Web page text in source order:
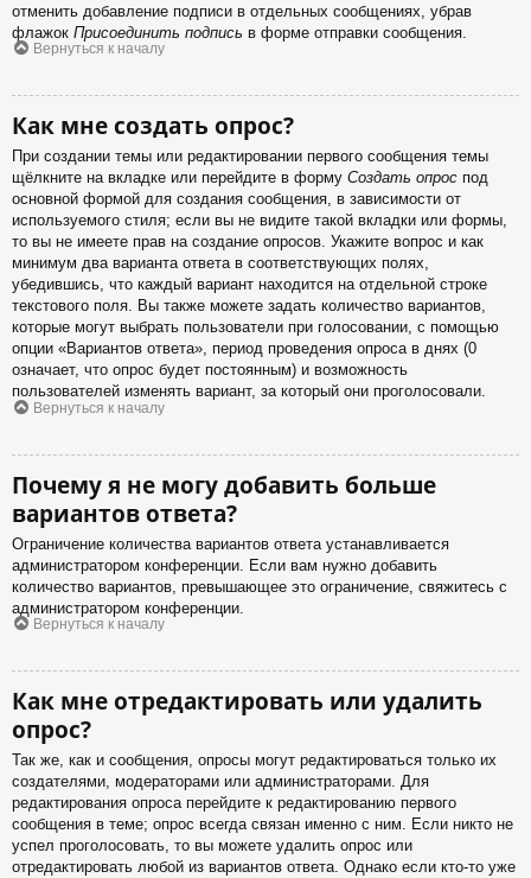
отменить добавление подписи в отдельных сообщениях, убрав
флажок Присоединить подпись в форме отправки сообщения.
Вернуться к началу
Как мне создать опрос?
При создании темы или редактировании первого сообщения темы
щёлкните на вкладке или перейдите в форму Создать опрос под
основной формой для создания сообщения, в зависимости от
используемого стиля; если вы не видите такой вкладки или формы,
то вы не имеете прав на создание опросов. Укажите вопрос и как
минимум два варианта ответа в соответствующих полях,
убедившись, что каждый вариант находится на отдельной строке
текстового поля. Вы также можете задать количество вариантов,
которые могут выбрать пользователи при голосовании, с помощью
опции «Вариантов ответа», период проведения опроса в днях (0
означает, что опрос будет постоянным) и возможность
пользователей изменять вариант, за который они проголосовали.
Вернуться к началу
Почему я не могу добавить больше
вариантов ответа?
Ограничение количества вариантов ответа устанавливается
администратором конференции. Если вам нужно добавить
количество вариантов, превышающее это ограничение, свяжитесь с
администратором конференции.
Вернуться к началу
Как мне отредактировать или удалить
опрос?
Так же, как и сообщения, опросы могут редактироваться только их
создателями, модераторами или администраторами. Для
редактирования опроса перейдите к редактированию первого
сообщения в теме; опрос всегда связан именно с ним. Если никто не
успел проголосовать, то вы можете удалить опрос или
отредактировать любой из вариантов ответа. Однако если кто-то уже